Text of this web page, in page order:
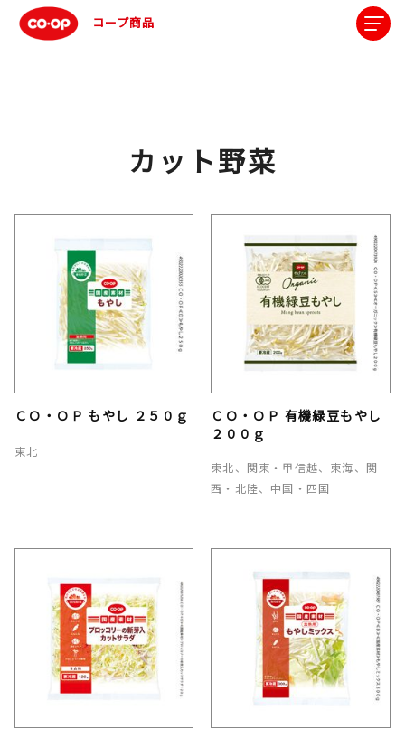
コープ商品
カット野菜
ＣＯ・ＯＰ もやし ２５０ｇ
東北
ＣＯ・ＯＰ 有機緑豆もやし
２００ｇ
東北、関東・甲信越、東海、関
西・北陸、中国・四国